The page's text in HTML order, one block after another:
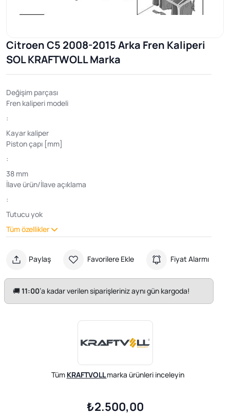
Citroen C5 2008-2015 Arka Fren Kaliperi
SOL KRAFTWOLL Marka
Değişim parçası
Fren kaliperi modeli
:
Kayar kaliper
Piston çapı [mm]
:
38 mm
İlave ürün/İlave açıklama
:
Tutucu yok
Tüm özellikler
Paylaş Favorilere Ekle Fiyat Alarmı
🚚11:00’a kadar verilen siparişleriniz aynı gün kargoda!
Tüm KRAFTVOLLmarka ürünleri inceleyin
₺2.500,00